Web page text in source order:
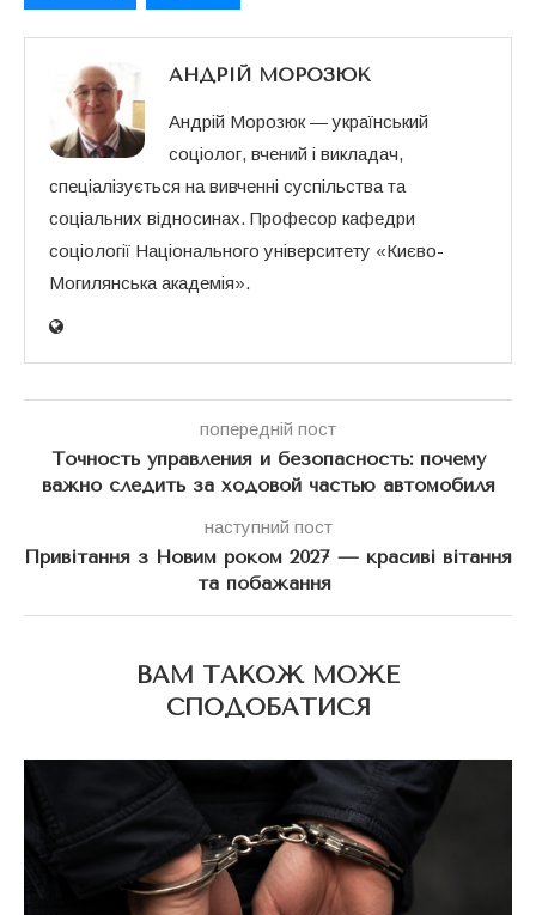
АНДРІЙ МОРОЗЮК
Андрій Морозюк — український
соціолог, вчений і викладач,
спеціалізується на вивченні суспільства та
соціальних відносинах. Професор кафедри
соціології Національного університету «Києво-
Могилянська академія».
попередній пост
Точность управления и безопасность: почему
важно следить за ходовой частью автомобиля
наступний пост
Привітання з Новим роком 2027 — красиві вітання
та побажання
ВАМ ТАКОЖ МОЖЕ
СПОДОБАТИСЯ